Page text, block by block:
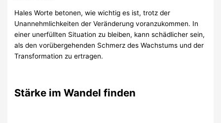
Hales Worte betonen, wie wichtig es ist, trotz der
Unannehmlichkeiten der Veränderung voranzukommen. In
einer unerfüllten Situation zu bleiben, kann schädlicher sein,
als den vorübergehenden Schmerz des Wachstums und der
Transformation zu ertragen.
Stärke im Wandel finden